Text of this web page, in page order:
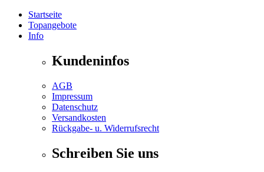
Startseite
Topangebote
Info
Kundeninfos
AGB
Impressum
Datenschutz
Versandkosten
Rückgabe- u. Widerrufsrecht
Schreiben Sie uns